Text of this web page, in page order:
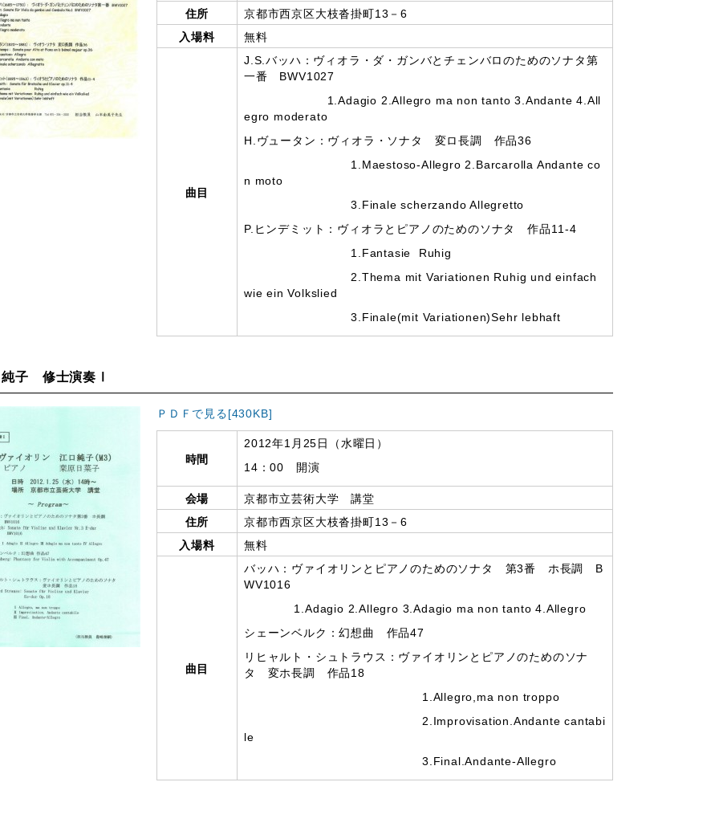
住所
京都市西京区大枝沓掛町13－6
入場料
無料
曲目
J.S.バッハ：ヴィオラ・ダ・ガンバとチェンバロのためのソナタ第
一番 BWV1027
1.Adagio 2.Allegro ma non tanto 3.Andante 4.All
egro moderato
H.ヴュータン：ヴィオラ・ソナタ 変ロ長調 作品36
1.Maestoso-Allegro 2.Barcarolla Andante co
n moto
3.Finale scherzando Allegretto
P.ヒンデミット：ヴィオラとピアノのためのソナタ 作品11-4
1.Fantasie Ruhig
2.Thema mit Variationen Ruhig und einfach
wie ein Volkslied
3.Finale(mit Variationen)Sehr lebhaft
純子 修士演奏Ⅰ
ＰＤＦで見る[430KB]
時間
2012年1月25日（水曜日）
14：00 開演
会場
京都市立芸術大学 講堂
住所
京都市西京区大枝沓掛町13－6
入場料
無料
曲目
バッハ：ヴァイオリンとピアノのためのソナタ 第3番 ホ長調 B
WV1016
1.Adagio 2.Allegro 3.Adagio ma non tanto 4.Allegro
シェーンベルク：幻想曲 作品47
リヒャルト・シュトラウス：ヴァイオリンとピアノのためのソナ
タ 変ホ長調 作品18
1.Allegro,ma non troppo
2.Improvisation.Andante cantabi
le
3.Final.Andante-Allegro